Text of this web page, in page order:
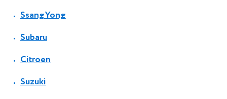
SsangYong
Subaru
Citroen
Suzuki